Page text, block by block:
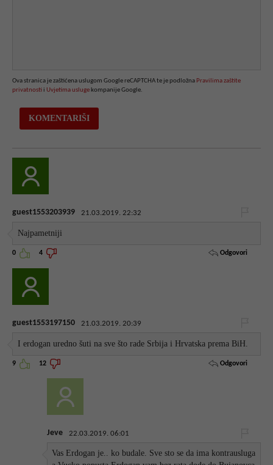
Ova stranica je zaštićena uslugom Google reCAPTCHA te je podložna Pravilima zaštite
privatnosti i Uvjetima usluge kompanije Google.
guest1553203939 21.03.2019. 22:32
Najpametniji
0 4 Odgovori
guest1553197150 21.03.2019. 20:39
I erdogan uredno šuti na sve što rade Srbija i Hrvatska prema BiH.
9 12 Odgovori
Jeve 22.03.2019. 06:01
Vas Erdogan je.. ko budale. Sve sto se da ima kontrausluga